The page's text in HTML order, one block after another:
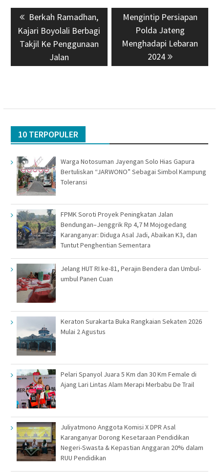
Navigasi
pos Previous
post:
Berkah Ramadhan,
Kajari Boyolali Berbagi
Takjil Ke Penggunaan
Jalan
Next
post:
Mengintip Persiapan
Polda Jateng
Menghadapi Lebaran
2024
10 TERPOPULER
Warga Notosuman Jayengan Solo Hias Gapura
Bertuliskan “JARWONO” Sebagai Simbol Kampung
Toleransi
FPMK Soroti Proyek Peningkatan Jalan
Bendungan–Jenggrik Rp 4,7 M Mojogedang
Karanganyar: Diduga Asal Jadi, Abaikan K3, dan
Tuntut Penghentian Sementara
Jelang HUT RI ke-81, Perajin Bendera dan Umbul-
umbul Panen Cuan
Keraton Surakarta Buka Rangkaian Sekaten 2026
Mulai 2 Agustus
Pelari Spanyol Juara 5 Km dan 30 Km Female di
Ajang Lari Lintas Alam Merapi Merbabu De Trail
Juliyatmono Anggota Komisi X DPR Asal
Karanganyar Dorong Kesetaraan Pendidikan
Negeri-Swasta & Kepastian Anggaran 20% dalam
RUU Pendidikan